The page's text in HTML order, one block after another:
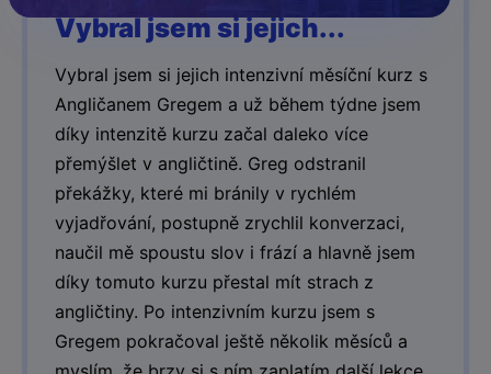
Vybral jsem si jejich...
Vybral jsem si jejich intenzivní měsíční kurz s
Angličanem Gregem a už během týdne jsem
díky intenzitě kurzu začal daleko více
přemýšlet v angličtině. Greg odstranil
překážky, které mi bránily v rychlém
vyjadřování, postupně zrychlil konverzaci,
naučil mě spoustu slov i frází a hlavně jsem
díky tomuto kurzu přestal mít strach z
angličtiny. Po intenzivním kurzu jsem s
Gregem pokračoval ještě několik měsíců a